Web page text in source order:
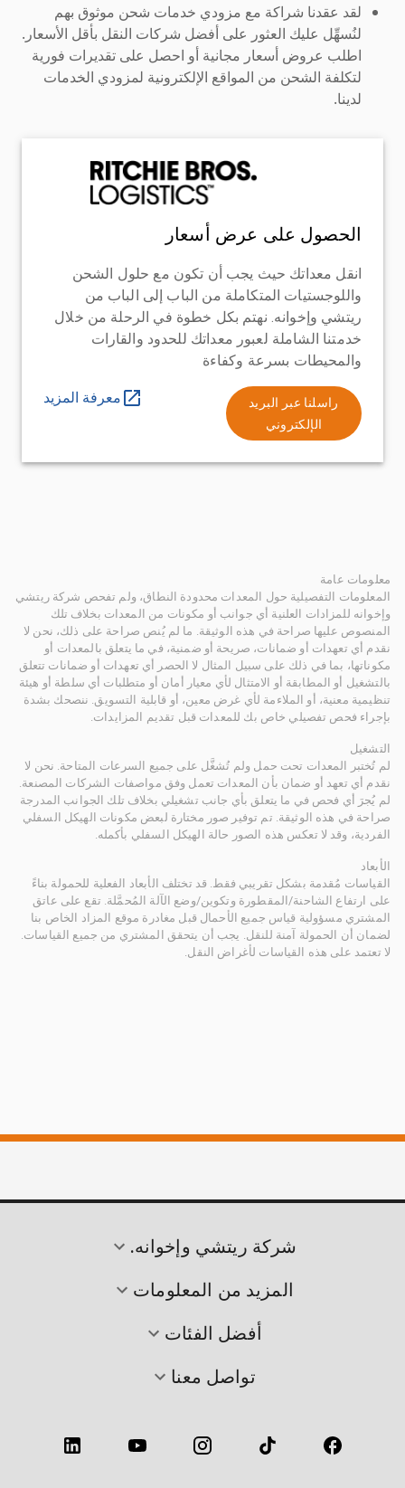
لقد عقدنا شراكة مع مزودي خدمات شحن موثوق بهم
لنُسهِّل عليك العثور على أفضل شركات النقل بأقل الأسعار.
اطلب عروض أسعار مجانية أو احصل على تقديرات فورية
لتكلفة الشحن من المواقع الإلكترونية لمزودي الخدمات
لدينا.
الحصول على عرض أسعار
انقل معداتك حيث يجب أن تكون مع حلول الشحن
واللوجستيات المتكاملة من الباب إلى الباب من
ريتشي وإخوانه. نهتم بكل خطوة في الرحلة من خلال
خدمتنا الشاملة لعبور معداتك للحدود والقارات
والمحيطات بسرعة وكفاءة
راسلنا عبر البريد
الإلكتروني
معرفة المزيد
معلومات عامة
المعلومات التفصيلية حول المعدات محدودة النطاق، ولم تفحص شركة ريتشي
وإخوانه للمزادات العلنية أي جوانب أو مكونات من المعدات بخلاف تلك
المنصوص عليها صراحة في هذه الوثيقة. ما لم يُنص صراحة على ذلك، نحن لا
نقدم أي تعهدات أو ضمانات، صريحة أو ضمنية، في ما يتعلق بالمعدات أو
مكوناتها، بما في ذلك على سبيل المثال لا الحصر أي تعهدات أو ضمانات تتعلق
بالتشغيل أو المطابقة أو الامتثال لأي معيار أمان أو متطلبات أي سلطة أو هيئة
تنظيمية معنية، أو الملاءمة لأي غرض معين، أو قابلية التسويق. ننصحك بشدة
بإجراء فحص تفصيلي خاص بك للمعدات قبل تقديم المزايدات.
التشغيل
لم تُختبر المعدات تحت حمل ولم تُشغَّل على جميع السرعات المتاحة. نحن لا
نقدم أي تعهد أو ضمان بأن المعدات تعمل وفق مواصفات الشركات المصنعة.
لم يُجرَ أي فحص في ما يتعلق بأي جانب تشغيلي بخلاف تلك الجوانب المدرجة
صراحة في هذه الوثيقة. تم توفير صور مختارة لبعض مكونات الهيكل السفلي
الفردية، وقد لا تعكس هذه الصور حالة الهيكل السفلي بأكمله.
الأبعاد
القياسات مُقدمة بشكل تقريبي فقط. قد تختلف الأبعاد الفعلية للحمولة بناءً
على ارتفاع الشاحنة/المقطورة وتكوين/وضع الآلة المُحمَّلة. تقع على عاتق
المشتري مسؤولية قياس جميع الأحمال قبل مغادرة موقع المزاد الخاص بنا
لضمان أن الحمولة آمنة للنقل. يجب أن يتحقق المشتري من جميع القياسات.
لا تعتمد على هذه القياسات لأغراض النقل.
شركة ريتشي وإخوانه.
المزيد من المعلومات
أفضل الفئات
تواصل معنا